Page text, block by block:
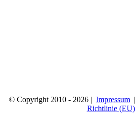
© Copyright 2010 - 2026 | Impressum |
Richtlinie (EU)